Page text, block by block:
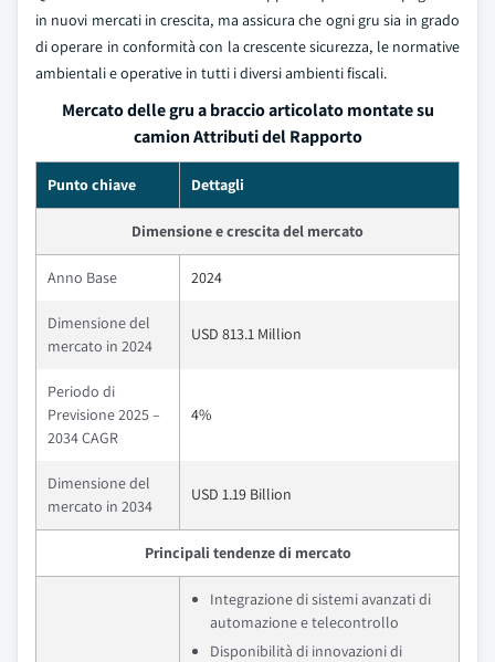
in nuovi mercati in crescita, ma assicura che ogni gru sia in grado
di operare in conformità con la crescente sicurezza, le normative
ambientali e operative in tutti i diversi ambienti fiscali.
Mercato delle gru a braccio articolato montate su
camion Attributi del Rapporto
Punto chiave Dettagli
Dimensione e crescita del mercato
Anno Base 2024
Dimensione del
mercato in 2024
USD 813.1 Million
Periodo di
Previsione 2025 –
2034 CAGR
4%
Dimensione del
mercato in 2034
USD 1.19 Billion
Principali tendenze di mercato
Integrazione di sistemi avanzati di
automazione e telecontrollo
Disponibilità di innovazioni di